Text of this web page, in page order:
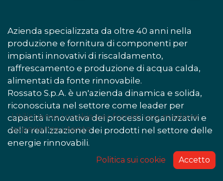
Azienda specializzata da oltre 40 anni nella
produzione e fornitura di componenti per
impianti innovativi di riscaldamento,
raffrescamento e produzione di acqua calda,
alimentati da fonte rinnovabile.
Rossato S.p.A. è un'azienda dinamica e solida,
riconosciuta nel settore come leader per
capacità innovativa dei processi organizzativi e
della realizzazione dei prodotti nel settore delle
energie rinnovabili.
Utilizziamo i cookie per fornirti una migliore
esperienza utente.
Politica sui cookie Accetto